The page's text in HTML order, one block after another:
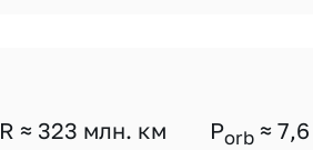
R ≈ 323 млн. км Porb ≈ 7,6